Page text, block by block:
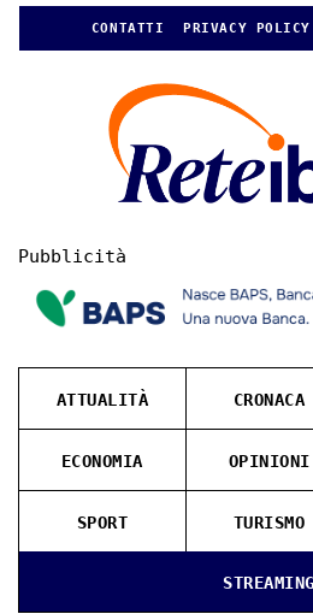
CONTATTI PRIVACY POLICY
Pubblicità
STREAMING
ATTUALITÀ CRONACA
ECONOMIA OPINIONI
SPORT TURISMO